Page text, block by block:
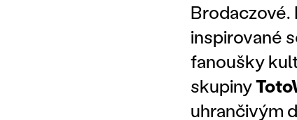
inspirované
fanoušky
skupiny
uhrančivým